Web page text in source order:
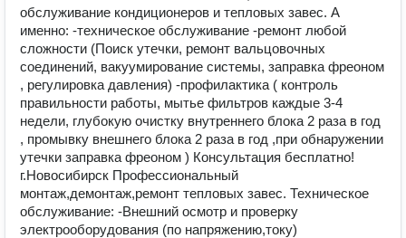
обслуживание кондиционеров и тепловых завес. А
именно: -техническое обслуживание -ремонт любой
сложности (Поиск утечки, ремонт вальцовочных
соединений, вакуумирование системы, заправка фреоном
, регулировка давления) -профилактика ( контроль
правильности работы, мытье фильтров каждые 3-4
недели, глубокую очистку внутреннего блока 2 раза в год
, промывку внешнего блока 2 раза в год ,при обнаружении
утечки заправка фреоном ) Консультация бесплатно!
г.Новосибирск Профессиональный
монтаж,демонтаж,ремонт тепловых завес. Техническое
обслуживание: -Внешний осмотр и проверку
электрооборудования (по напряжению,току)